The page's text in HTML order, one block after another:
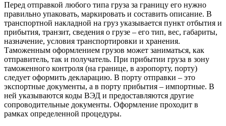
Перед отправкой любого типа груза за границу его нужно
правильно упаковать, маркировать и составить описание. В
транспортной накладной на груз указывается пункт отбытия и
прибытия, транзит, сведения о грузе – его тип, вес, габариты,
назначение, условия транспортировки и хранения.
Таможенным оформлением грузов может заниматься, как
отправитель, так и получатель. При прибытии груза в зону
таможенного контроля (на границе, в аэропорту, порту)
следует оформить декларацию. В порту отправки – это
экспортные документы, а в порту прибытия – импортные. В
ней указываются коды ВЭД и предоставляются другие
сопроводительные документы. Оформление проходит в
рамках определенной процедуры.